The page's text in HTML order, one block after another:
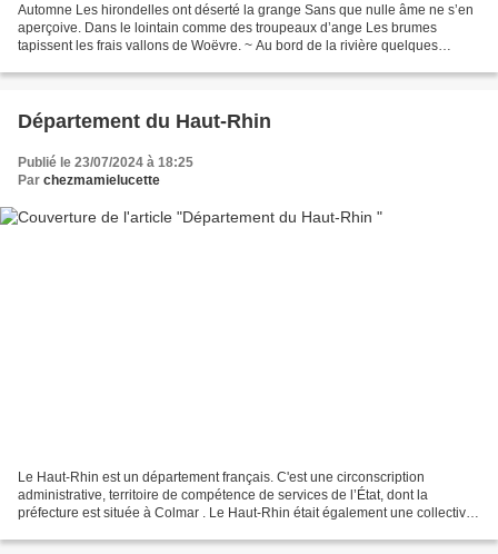
Automne Les hirondelles ont déserté la grange Sans que nulle âme ne s’en
aperçoive. Dans le lointain comme des troupeaux d’ange Les brumes
tapissent les frais vallons de Woëvre. ~ Au bord de la rivière quelques
Département du Haut-Rhin
Publié le 23/07/2024 à 18:25
Par chezmamielucette
Le Haut-Rhin est un département français. C'est une circonscription
administrative, territoire de compétence de services de l’État, dont la
préfecture est située à Colmar . Le Haut-Rhin était également une collectivité